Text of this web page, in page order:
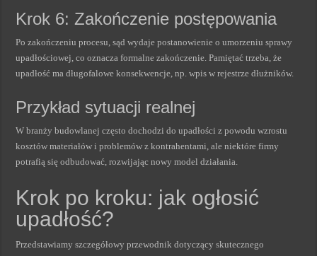
Krok 6: Zakończenie postępowania
Po zakończeniu procesu, sąd wydaje postanowienie o umorzeniu sprawy
upadłościowej, co oznacza formalne zakończenie. Pamiętać trzeba, że
upadłość ma długofalowe konsekwencje, np. wpis w rejestrze dłużników.
Przykład sytuacji realnej
W branży budowlanej często dochodzi do upadłości z powodu wzrostu
kosztów materiałów i problemów z kontrahentami, ale niektóre firmy
potrafią się odbudować, rozwijając nowy model działania.
Krok po kroku: jak ogłosić
upadłość?
Przedstawiamy szczegółowy przewodnik dotyczący skutecznego